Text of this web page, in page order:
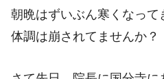
朝晩はずいぶん寒くなって
体調は崩されてませんか？